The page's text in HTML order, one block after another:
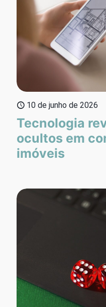
10 de junho de 2026
Tecnologia
ocultos em
imóveis